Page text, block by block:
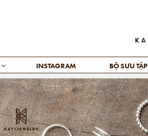
INSTAGRAM BỘ SƯU TẬP